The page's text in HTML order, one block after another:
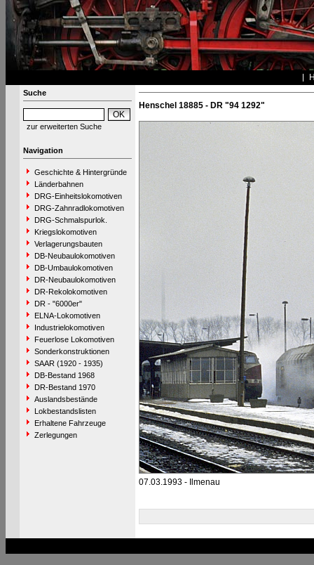
Suche
zur erweiterten Suche
Navigation
Geschichte & Hintergründe
Länderbahnen
DRG-Einheitslokomotiven
DRG-Zahnradlokomotiven
DRG-Schmalspurlok.
Kriegslokomotiven
Verlagerungsbauten
DB-Neubaulokomotiven
DB-Umbaulokomotiven
DR-Neubaulokomotiven
DR-Rekolokomotiven
DR - "6000er"
ELNA-Lokomotiven
Industrielokomotiven
Feuerlose Lokomotiven
Sonderkonstruktionen
SAAR (1920 - 1935)
DB-Bestand 1968
DR-Bestand 1970
Auslandsbestände
Lokbestandslisten
Erhaltene Fahrzeuge
Zerlegungen
Henschel 18885 - DR "94 1292"
07.03.1993 - Ilmenau